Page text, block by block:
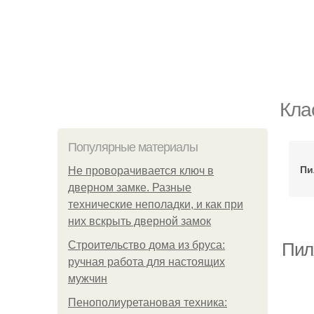
Популярные материалы
Не проворачивается ключ в
дверном замке. Разные
технические неполадки, и как при
них вскрыть дверной замок
Строительство дома из бруса:
ручная работа для настоящих
мужчин
Пенополиуретановая техника: